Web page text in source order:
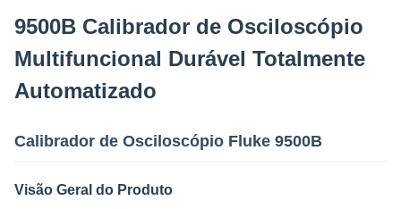
9500B Calibrador de Osciloscópio
Multifuncional Durável Totalmente
Automatizado
Calibrador de Osciloscópio Fluke 9500B
Visão Geral do Produto